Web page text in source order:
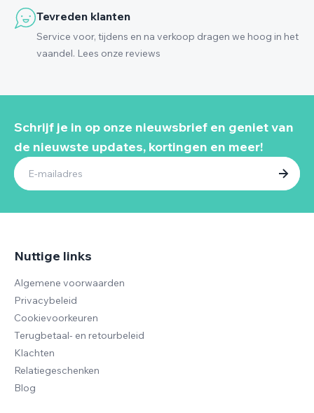
Tevreden klanten
Service voor, tijdens en na verkoop dragen we hoog in het
vaandel. Lees onze reviews
Schrijf je in op onze nieuwsbrief en geniet van
de nieuwste updates, kortingen en meer!
Nuttige links
Algemene voorwaarden
Privacybeleid
Cookievoorkeuren
Terugbetaal- en retourbeleid
Klachten
Relatiegeschenken
Blog